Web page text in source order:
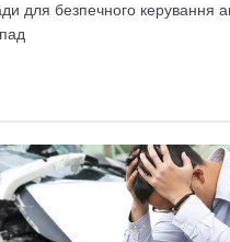
для безпечного керування